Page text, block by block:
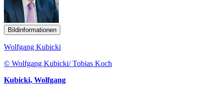
Bildinformationen
Wolfgang Kubicki
© Wolfgang Kubicki/ Tobias Koch
Kubicki, Wolfgang